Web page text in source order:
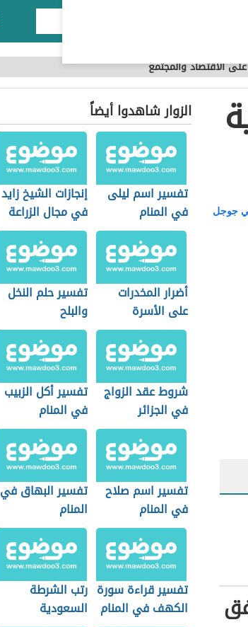
الاقتصاد والمجتمع
جوجل
الزوار شاهدوا أيضاً
تفسير اسم ليلى
في المنام
إنجازات الشيخ زايد
في مجال الزراعة
أضرار المخدرات
على الأسرة
تفسير حلم النخل
والبلح
شروط عقد الزواج
في الجزائر
تفسير أكل الزبيب
في المنام
تفسير اسم صلاح
في المنام
تفسير البهاق في
المنام
تفسير قراءة سورة
الكهف في المنام
رتب الشرطة
السعودية